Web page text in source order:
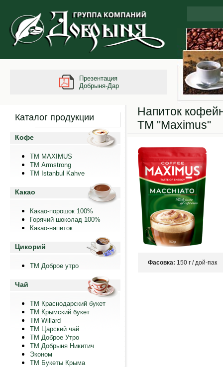
Презентация
Добрыня-Дар
Каталог продукции
Кофе
ТМ MAXIMUS
ТМ Armstrong
TM Istanbul Kahve
Какао
Какао-порошок 100%
Горячий шоколад 100%
Какао-напиток
Цикорий
ТМ Доброе утро
Чай
ТМ Краснодарский букет
ТМ Крымский букет
ТМ Willard
ТМ Царский чай
ТМ Доброе Утро
ТМ Добрыня Никитич
Эконом
ТМ Букеты Крыма
Напиток
ТМ "Maximus"
Фасовка: 150 г / дой-пак